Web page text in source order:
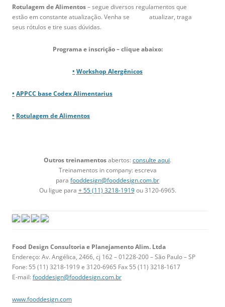
Rotulagem de Alimentos–segue diversos regulamentos que
estão em constante atualização. Venha se atualizar, traga
seus rótulos e tire suas dúvidas.
Programa e inscrição – clique abaixo:
• Workshop Alergênicos
• APPCC base Codex Alimentarius
• Rotulagem de Alimentos
Outros treinamentosabertos: consulte aqui.
Treinamentos in company: escreva
para fooddesign@fooddesign.com.br
Ou ligue para + 55 (11) 3218-1919ou 3120-6965.
Food Design Consultoria e Planejamento Alim. Ltda
Endereço: Av. Angélica, 2466, cj 162 – 01228-200 – São Paulo – SP
Fone: 55 (11) 3218-1919 e 3120-6965 Fax 55 (11) 3218-1617
E-mail: fooddesign@fooddesign.com.br
www.fooddesign.com